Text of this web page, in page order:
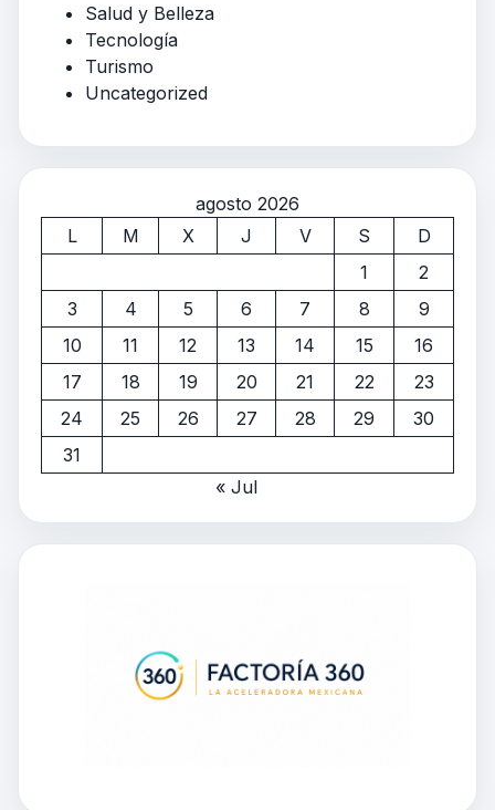
Salud y Belleza
Tecnología
Turismo
Uncategorized
agosto 2026
L
M X J V S
D
1
2
3
4 5 6 7 8
9
10
11 12 13 14 15
16
17
18 19 20 21 22
23
24
25 26 27 28 29
30
31
« Jul